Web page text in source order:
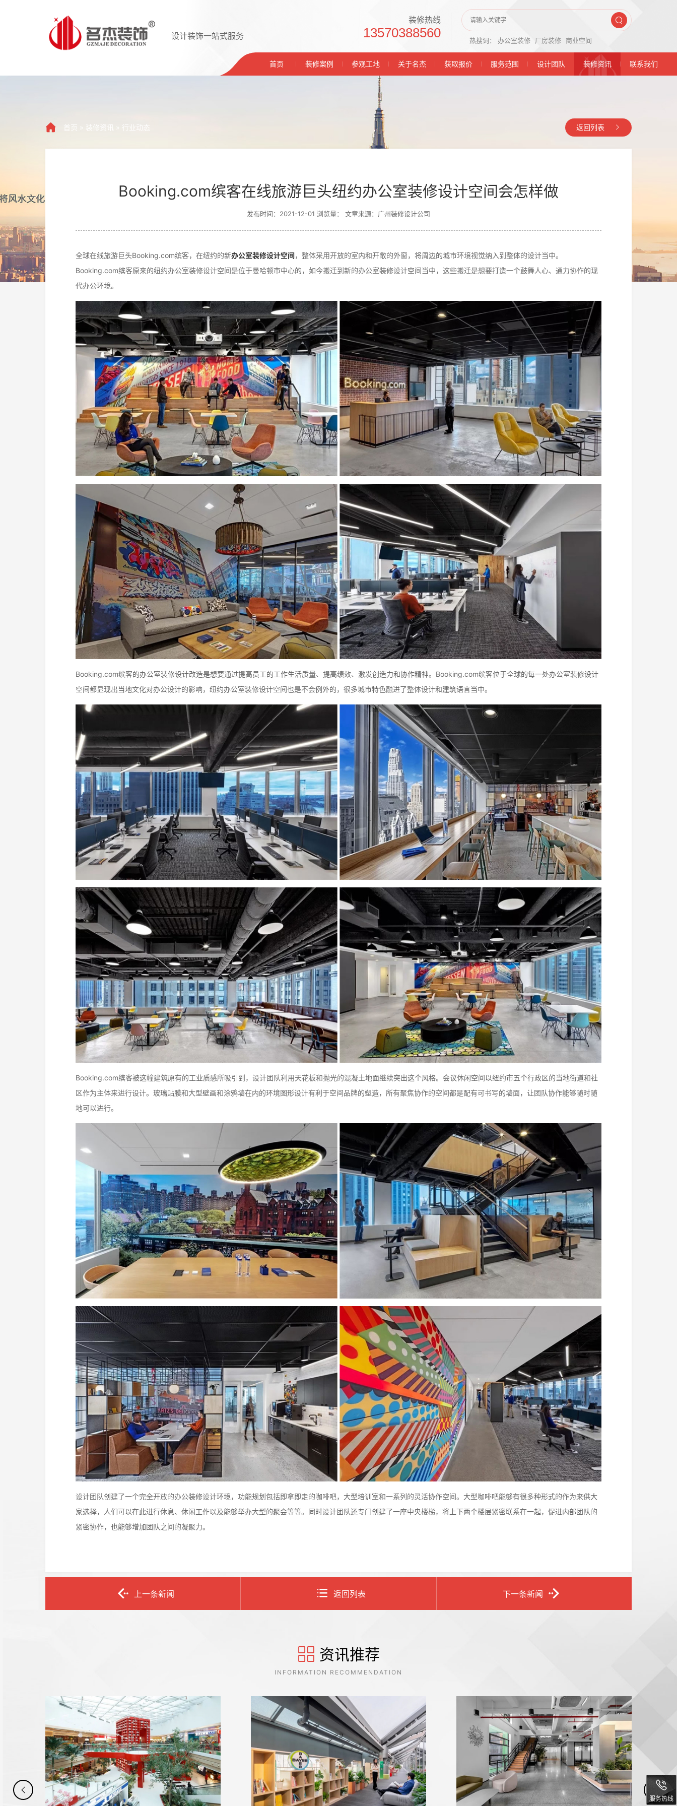
设计装饰一站式服务
装修热线
13570388560 热搜词： 办公室装修 厂房装修 商业空间
首页 装修案例 参观工地 关于名杰 获取报价 服务范围 设计团队 装修资讯 联系我们
首页 » 装修资讯 » 行业动态 返回列表
Booking.com缤客在线旅游巨头纽约办公室装修设计空间会怎样做
发布时间：2021-12-01 浏览量： 文章来源：广州装修设计公司
全球在线旅游巨头Booking.com缤客，在纽约的新办公室装修设计空间，整体采用开放的室内和开敞的外窗，将周边的城市环境视觉纳入到整体的设计当中。
Booking.com缤客原来的纽约办公室装修设计空间是位于曼哈顿市中心的，如今搬迁到新的办公室装修设计空间当中，这些搬迁是想要打造一个鼓舞人心、通力协作的现
代办公环境。
Booking.com缤客的办公室装修设计改造是想要通过提高员工的工作生活质量、提高绩效、激发创造力和协作精神。Booking.com缤客位于全球的每一处办公室装修设计
空间都显现出当地文化对办公设计的影响，纽约办公室装修设计空间也是不会例外的，很多城市特色融进了整体设计和建筑语言当中。
Booking.com缤客被这幢建筑原有的工业质感所吸引到，设计团队利用天花板和抛光的混凝土地面继续突出这个风格。会议休闲空间以纽约市五个行政区的当地街道和社
区作为主体来进行设计。玻璃贴膜和大型壁画和涂鸦墙在内的环境图形设计有利于空间品牌的塑造，所有聚焦协作的空间都是配有可书写的墙面，让团队协作能够随时随
地可以进行。
设计团队创建了一个完全开放的办公装修设计环境，功能规划包括即拿即走的咖啡吧，大型培训室和一系列的灵活协作空间。大型咖啡吧能够有很多种形式的作为来供大
家选择，人们可以在此进行休息、休闲工作以及能够举办大型的聚会等等。同时设计团队还专门创建了一座中央楼梯，将上下两个楼层紧密联系在一起，促进内部团队的
紧密协作，也能够增加团队之间的凝聚力。
上一条新闻 返回列表 下一条新闻
资讯推荐
INFORMATION RECOMMENDATION
服务热线